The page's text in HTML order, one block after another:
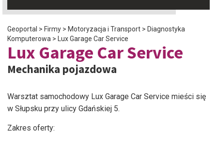
Geoportal > Firmy > Motoryzacja i Transport > Diagnostyka
Komputerowa > Lux Garage Car Service
Lux Garage Car Service
Mechanika pojazdowa
Warsztat samochodowy Lux Garage Car Service mieści się
w Słupsku przy ulicy Gdańskiej 5.
Zakres oferty: